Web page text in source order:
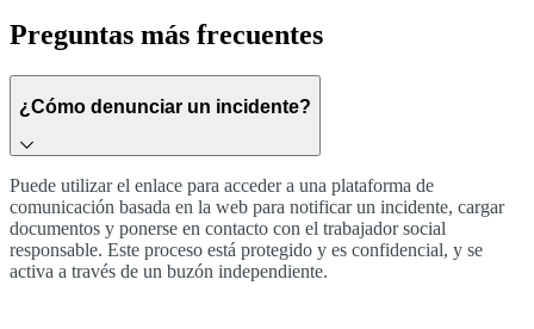
Preguntas más frecuentes
¿Cómo denunciar un incidente?
Puede utilizar el enlace para acceder a una plataforma de
comunicación basada en la web para notificar un incidente, cargar
documentos y ponerse en contacto con el trabajador social
responsable. Este proceso está protegido y es confidencial, y se
activa a través de un buzón independiente.